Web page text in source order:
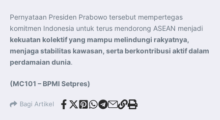
Pernyataan Presiden Prabowo tersebut mempertegas
komitmen Indonesia untuk terus mendorong ASEAN menjadi
kekuatan kolektif yang mampu melindungi rakyatnya,
menjaga stabilitas kawasan, serta berkontribusi aktif dalam
perdamaian dunia.
(MC101 – BPMI Setpres)
Bagi Artikel